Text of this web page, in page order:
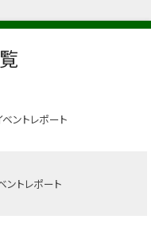
ントレポート
ントレポート